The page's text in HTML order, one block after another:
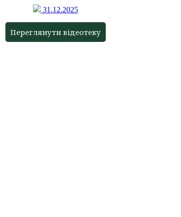
31.12.2025
Переглянути відеотеку